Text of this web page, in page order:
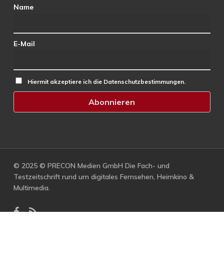
Name
E-Mail
Hiermit akzeptiere ich die Datenschutzbestimmungen.
© 2025 © PRECON Medien GmbH Die Fach- und
Testzeitschrift rund um digitales Fernsehen, Heimkino &
Multimedia.
facebook
RSS